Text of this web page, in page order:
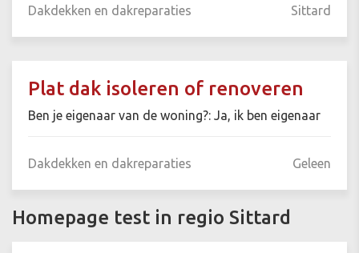
Dakdekken en dakreparaties Sittard
Plat dak isoleren of renoveren
Ben je eigenaar van de woning?: Ja, ik ben eigenaar
Dakdekken en dakreparaties Geleen
Homepage test in regio Sittard